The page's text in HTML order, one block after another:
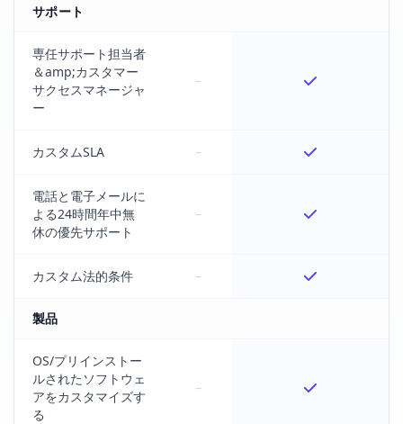
サポート
専任サポート担当者
＆amp;カスタマー
サクセスマネージャ
ー
–
カスタムSLA –
電話と電子メールに
よる24時間年中無
休の優先サポート
–
カスタム法的条件 –
製品
OS/プリインストー
ルされたソフトウェ
アをカスタマイズす
る
–